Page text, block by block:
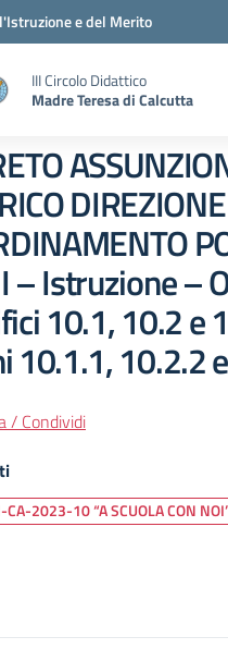
e del Merito
III Circolo Didattico
Madre Teresa di Calcutta
– Istruzione –
10.1, 10.2 e
10.1.1, 10.2.2
/ Condividi
CA-2023-10 “A SCUOLA CON